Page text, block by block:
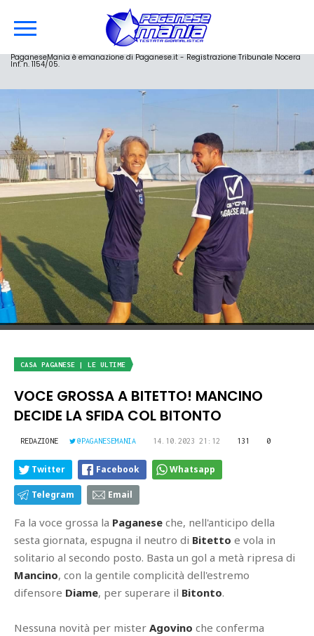
PaganeseMania è emanazione di Paganese.it - Registrazione Tribunale Nocera
Inf. n. 1154/05.
CASA PAGANESE | LE ULTIME
VOCE GROSSA A BITETTO! MANCINO
DECIDE LA SFIDA COL BITONTO
REDAZIONE @PAGANESEMANIA 14.10.2023 21:12 131 0
Twitter Facebook Whatsapp
Telegram Email
Fa la voce grossa la Paganese che, nell'anticipo della
sesta giornata, espugna il neutro di Bitetto e vola in
solitario al secondo posto. Basta un gol a metà ripresa di
Mancino, con la gentile complicità dell'estremo
difensore Diame, per superare il Bitonto.
Nessuna novità per mister Agovino che conferma